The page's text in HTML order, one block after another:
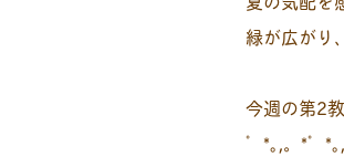
緑が広がり
今週の第
゜*｡,。*゜*｡